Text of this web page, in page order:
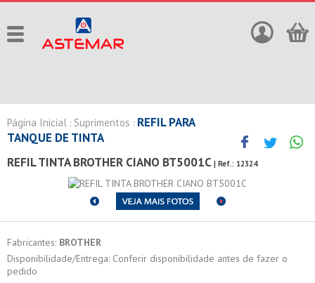
Página Inicial : Suprimentos : REFIL PARA
TANQUE DE TINTA
REFIL TINTA BROTHER CIANO BT5001C | Ref.: 12324
Fabricantes: BROTHER
Disponibilidade/Entrega: Conferir disponibilidade antes de fazer o
pedido